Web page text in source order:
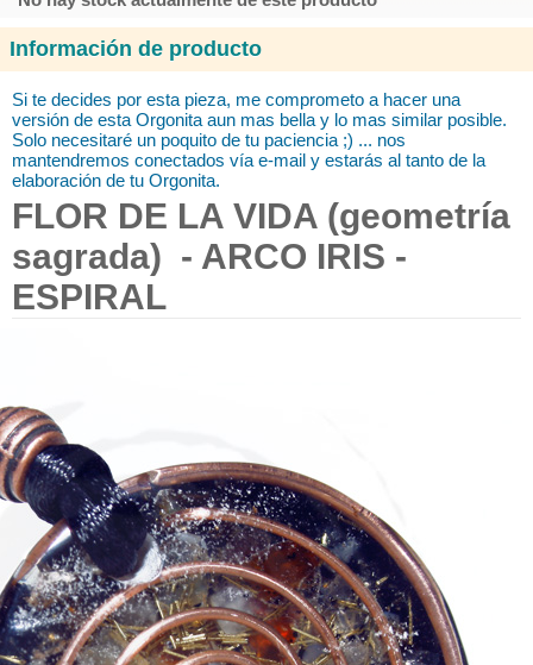
Información de producto
Si te decides por esta pieza, me comprometo a hacer una
versión de esta Orgonita aun mas bella y lo mas similar posible.
Solo necesitaré un poquito de tu paciencia ;) ... nos
mantendremos conectados vía e-mail y estarás al tanto de la
elaboración de tu Orgonita.
FLOR DE LA VIDA (geometría
sagrada) - ARCO IRIS -
ESPIRAL